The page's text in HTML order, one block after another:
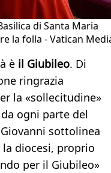
di Santa Maria
la folla - Vatican
è il Giubileo. Di
ringrazia
la «sollecitudine»
ogni parte del
sottolinea
diocesi, proprio
per il Giubileo»